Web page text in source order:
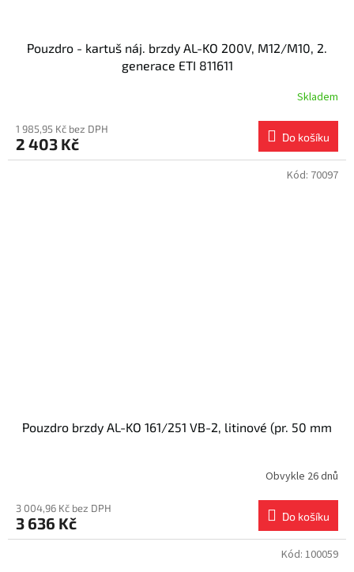
Pouzdro - kartuš náj. brzdy AL-KO 200V, M12/M10, 2.
generace ETI 811611
Skladem
1 985,95 Kč bez DPH
2 403 Kč Do košíku
Pouzdro brzdy AL-KO 161/251 VB-2, litinové (pr. 50 mm
Obvykle 26 dnů
3 004,96 Kč bez DPH
3 636 Kč Do košíku
Kód: 70097
Kód: 100059